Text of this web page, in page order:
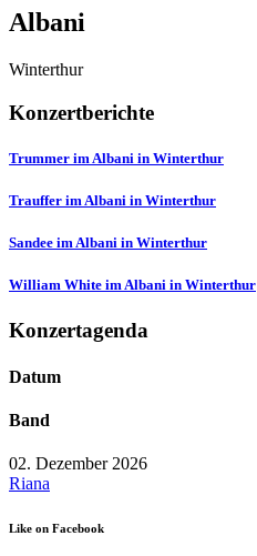
Albani
Winterthur
Konzertberichte
Trummer im Albani in Winterthur
Trauffer im Albani in Winterthur
Sandee im Albani in Winterthur
William White im Albani in Winterthur
Konzertagenda
Datum
Band
02. Dezember 2026
Riana
Like on Facebook